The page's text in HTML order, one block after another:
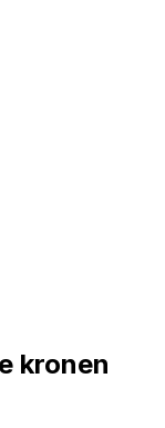
kronen